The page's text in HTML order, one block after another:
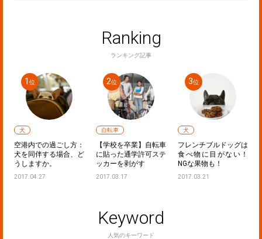
Ranking
ランキング記事
犬
空港内での過ごし方：
犬を同伴する場合、ど
うしますか。
2017.04.27
自転車
【学校を卒業】自転車
に貼った通学許可ステ
ッカーを剥がす
2017.03.17
犬
フレンチブルドッグは
食べ物に目がない！
NGな果物も！
2017.03.21
Keyword
人気のキーワード